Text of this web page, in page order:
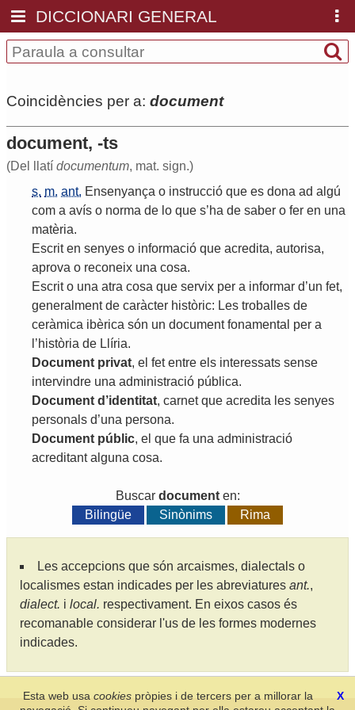
DICCIONARI GENERAL
Coincidències per a: document
document, -ts
(Del llatí documentum, mat. sign.)
s. m. ant. Ensenyança o instrucció que es dona ad algú
com a avís o norma de lo que s’ha de saber o fer en una
matèria.
Escrit en senyes o informació que acredita, autorisa,
aprova o reconeix una cosa.
Escrit o una atra cosa que servix per a informar d’un fet,
generalment de caràcter històric: Les troballes de
ceràmica ibèrica són un document fonamental per a
’història de Llíria.
Document privat, el fet entre els interessats sense
intervindre una administració pública.
Document d ’identitat, carnet que acredita les senyes
personals d’una persona.
Document públic, el que fa una administració
acreditant alguna cosa.
Buscar documenten:
Bilingüe
Sinònims Rima
Les accepcions que són arcaismes, dialectals o
localismes estan indicades per les abreviatures ant.,
dialect. i local. respectivament. En eixos casos és
recomanable considerar l'us de les formes modernes
indicades.
X
Esta web usacookies pròpies i de tercers per a millorar la